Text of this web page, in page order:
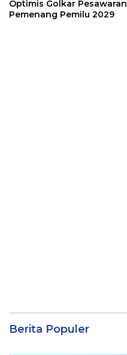
Optimis Golkar Pesawaran
Pemenang Pemilu 2029
Berita Populer